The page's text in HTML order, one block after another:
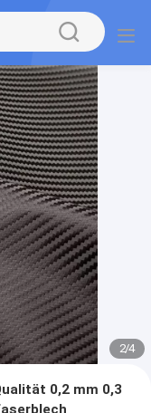
2/4
0,2 mm 0,3